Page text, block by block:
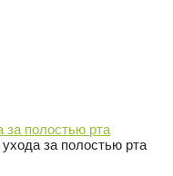
за полостью рта
за полостью рта